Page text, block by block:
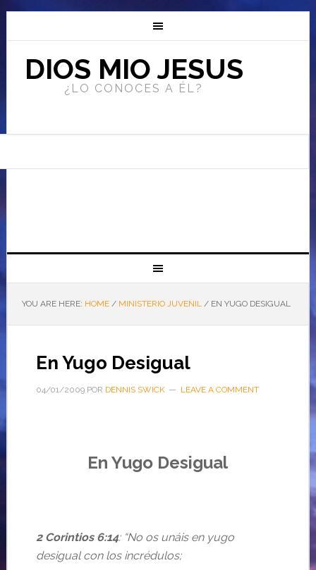
DIOS MIO JESUS
¿LO CONOCES A ÉL?
YOU ARE HERE: HOME / MINISTERIO JUVENIL /EN YUGO DESIGUAL
En Yugo Desigual
04/01/2009POR DENNIS SWICK LEAVE A COMMENT
En Yugo Desigual
2 Corintios 6:14: “No os unáis en yugo
desigual con los incrédulos;